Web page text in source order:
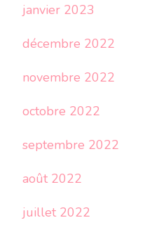
janvier 2023
décembre 2022
novembre 2022
octobre 2022
septembre 2022
août 2022
juillet 2022